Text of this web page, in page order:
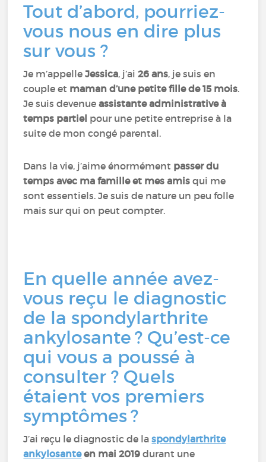
Tout d’abord, pourriez-
vous nous en dire plus
sur vous ?
Je m’appelleJessica, j’ai26 ans, je suis en
couple et maman d’une petite fille de 15 mois.
Je suis devenue assistante administrative à
temps partiel pour une petite entreprise à la
suite de mon congé parental.
Dans la vie, j’aime énormément passer du
temps avec ma famille et mes amis qui me
sont essentiels. Je suis de nature un peu folle
mais sur qui on peut compter.
En quelle année avez-
vous reçu le diagnostic
de la spondylarthrite
ankylosante ? Qu’est-ce
qui vous a poussé à
consulter ? Quels
étaient vos premiers
symptômes ?
J’ai reçu le diagnostic de laspondylarthrite
ankylosante en mai 2019 durant une